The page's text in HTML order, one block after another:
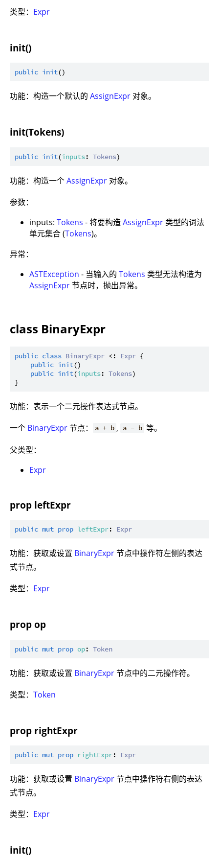
类型： Expr
init()
public init
功能：构造一个默认的 AssignExpr 对象。
init(Tokens)
public init(inputs: Tokens
功能：构造一个AssignExpr 对象。
参数：
inputs: Tokens - 将要构造AssignExpr 类型的词法
单元集合 (Tokens)。
异常：
ASTException - 当输入的 Tokens 类型无法构造为
AssignExpr节点时，抛出异常。
class BinaryExpr
public class BinaryExpr <: Expr {
public init()
public init(inputs: Tokens)
功能：表示一个二元操作表达式节点。
一个 BinaryExpr节点： a + b , a - b 等。
父类型：
Expr
prop leftExpr
public mut prop leftExpr: Expr
功能：获取或设置 BinaryExpr节点中操作符左侧的表达
式节点。
类型： Expr
prop op
public mut prop op: Token
功能：获取或设置 BinaryExpr节点中的二元操作符。
类型： Token
prop rightExpr
public mut prop rightExpr: Expr
功能：获取或设置 BinaryExpr节点中操作符右侧的表达
式节点。
类型： Expr
init()